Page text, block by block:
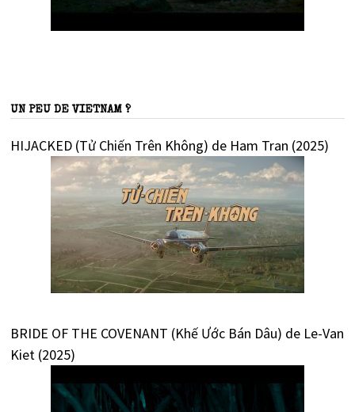
UN PEU DE VIETNAM ?
HIJACKED (Tử Chiến Trên Không) de Ham Tran (2025)
BRIDE OF THE COVENANT (Khế Ước Bán Dâu) de Le-Van
Kiet (2025)